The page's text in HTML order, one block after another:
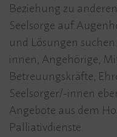
Beziehung zu
Seelsorge auf
und Lösungen
innen, Angehörige,
Betreuungskräfte,
Seelsorger/-innen
Angebote aus dem
Palliativdienste.